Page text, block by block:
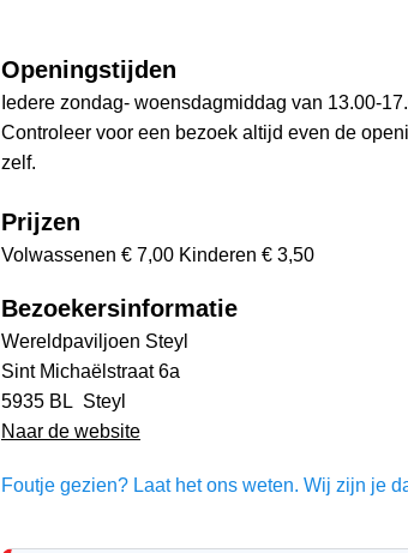
Openingstijden
Iedere zondag- woensdagmiddag van 13.00-
Controleer voor een bezoek altijd even de
zelf.
Prijzen
Volwassenen € 7,00 Kinderen € 3,50
Bezoekersinformatie
Wereldpaviljoen Steyl
Sint Michaëlstraat 6a
5935 BL Steyl
Naar de website
Foutje gezien? Laat het ons weten. Wij zijn je